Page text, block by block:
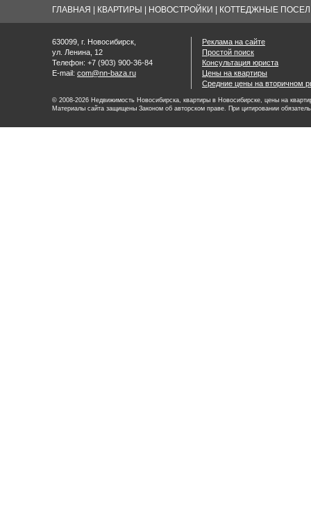
ГЛАВНАЯ КВАРТИРЫ НОВОСТРОЙКИ КОТТЕДЖНЫЕ
630099, г. Новосибирск,
ул. Ленина, 12
Телефон: +7 (903) 900-36-84
E-mail: com@nn-baza.ru
Реклама на сайте
Простой поиск
Консультация юриста
Цены на квартиры
Средние цены на вторичном
© 2008-2026 Недвижимость Новосибирска, квартиры в Новосибирске, цены на
Материалы сайта защищены Законом об авторском праве. При цитировании